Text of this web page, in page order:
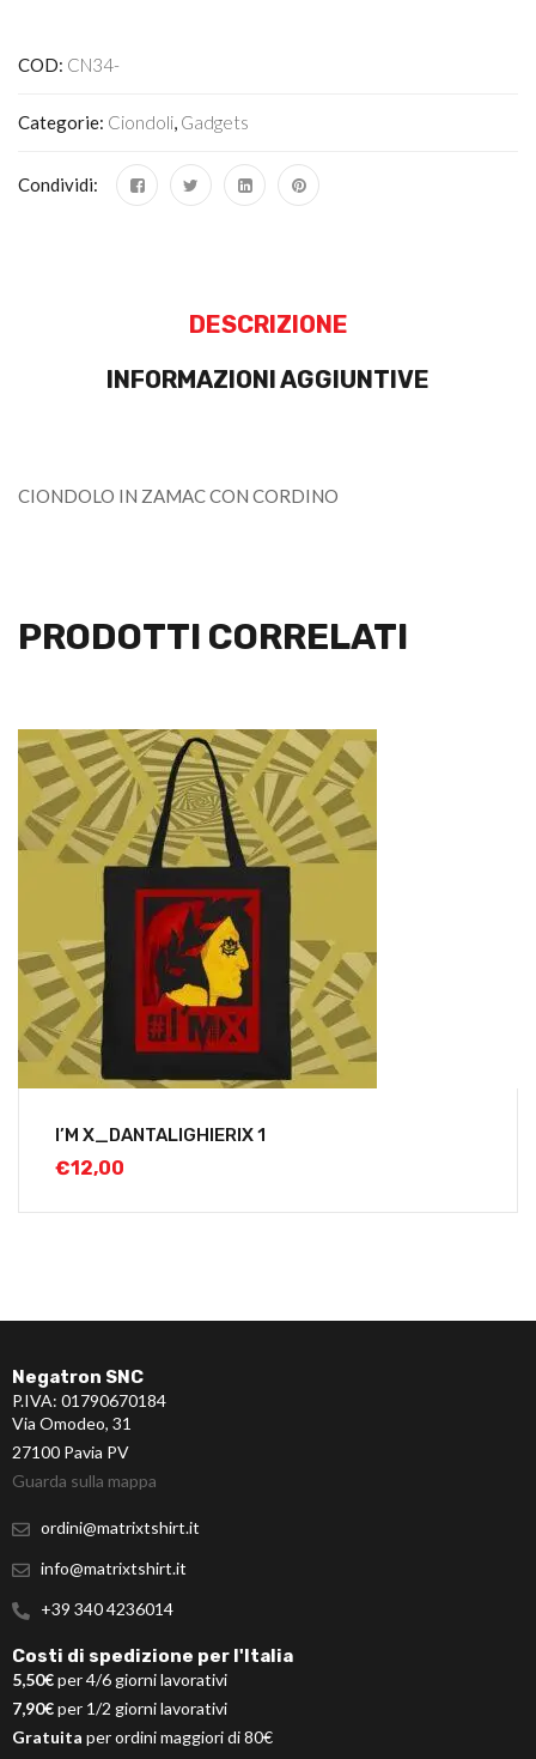
COD: CN34-
Categorie: Ciondoli, Gadgets
Condividi:
DESCRIZIONE
INFORMAZIONI AGGIUNTIVE
CIONDOLO IN ZAMAC CON CORDINO
PRODOTTI CORRELATI
I’M X_DANTALIGHIERIX 1
€12,00
Negatron SNC
P.IVA: 01790670184
Via Omodeo, 31
27100 Pavia PV
Guarda sulla mappa
ordini@matrixtshirt.it
info@matrixtshirt.it
+39 340 4236014
Costi di spedizione per l'Italia
5,50€per 4/6 giorni lavorativi
7,90€per 1/2 giorni lavorativi
Gratuita per ordini maggiori di 80€